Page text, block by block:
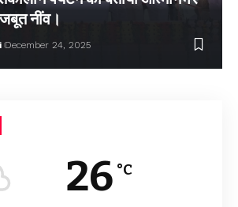
नींव।
December 24, 2025
26 °C